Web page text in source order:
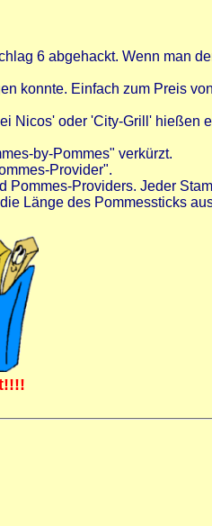
6 abgehackt. Wenn man
konnte. Einfach zum Preis
Nicos' oder 'City-Grill' hießen
by-Pommes" verkürzt.
Provider".
Providers. Jeder
Länge des Pommessticks